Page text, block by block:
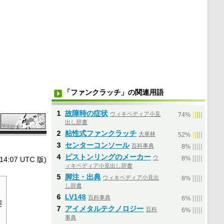
UTC 版)
「ファンクラッチ」の関連用語
1 故障時の症状 ウィキペディア小見
出し辞書
74%
2 粘性式ファンクラッチ 大車林 52%
3 センターコンソール 百科事典 8%
4 ピストンリングのメーカー ウ
ィキペディア小見出し辞書
8%
5 脚注・出典 ウィキペディア小見出
し辞書
8%
6 LV148 百科事典 6%
7 アイメタルテクノロジー 百科
事典
6%